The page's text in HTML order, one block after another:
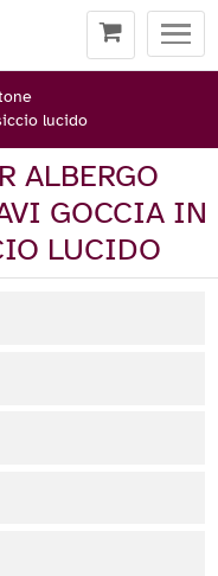
lucido
ALBERGO
GOCCIA IN
LUCIDO